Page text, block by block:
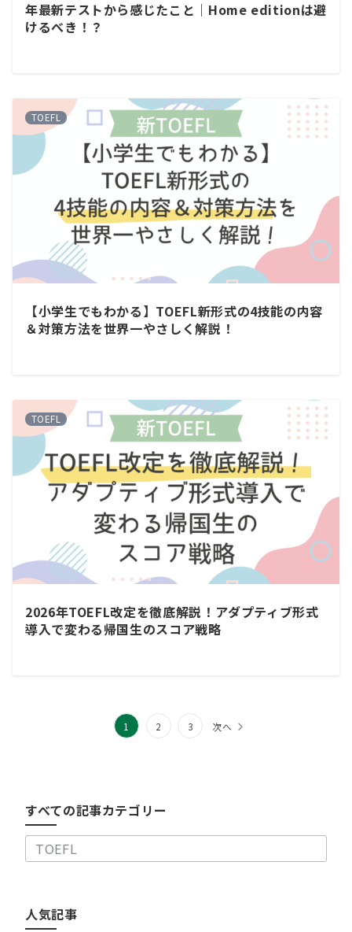
年最新テストから感じたこと｜Home editionは避
けるべき！？
TOEFL
【小学生でもわかる】TOEFL新形式の4技能の内容
＆対策方法を世界一やさしく解説！
TOEFL
2026年TOEFL改定を徹底解説！アダプティブ形式
導入で変わる帰国生のスコア戦略
ペ
ー
ジ
り
1 2 3 次へ
すべての記事カテゴリー
記
事
ー
人気記事